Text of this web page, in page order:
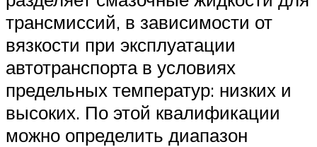
трансмиссий, в зависимости от
вязкости при эксплуатации
автотранспорта в условиях
предельных температур: низких и
высоких. По этой квалификации
можно определить диапазон